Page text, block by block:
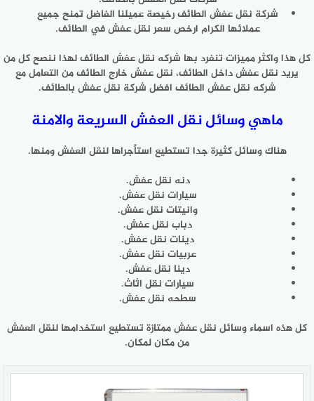
شركة نقل عفش الطائف رخيصة عميلنا الفاضل تمنح جميع
عملائها الكرام ارخص سعر نقل عفش في الطائف.
كل هذا واكثر مميزات تنفرد بها شركه نقل عفش الطائف لهذا ننصح كل من
يريد نقل عفش داخل الطائف، نقل عفش خارج الطائف من التعامل مع
شركه نقل عفش الطائف افضل شركة نقل عفش بالطائف.
ماهي وسائل نقل العفش السريعة والامنة
هناك وسائل كثيرة جدا تستطيع استأجراها لنقل العفش ومنها.
دنه نقل عفش.
سيارات نقل عفش.
وانيتات نقل عفش.
دباب نقل عفش.
دينات نقل عفش.
عربيات نقل عفش.
دينا نقل عفش.
سيارات نقل اثاث.
سطحه نقل عفش.
كل هذه اسماء وسائل نقل عفش ممتازة تستطيع استخدامها لنقل العفش
من مكان لمكان.